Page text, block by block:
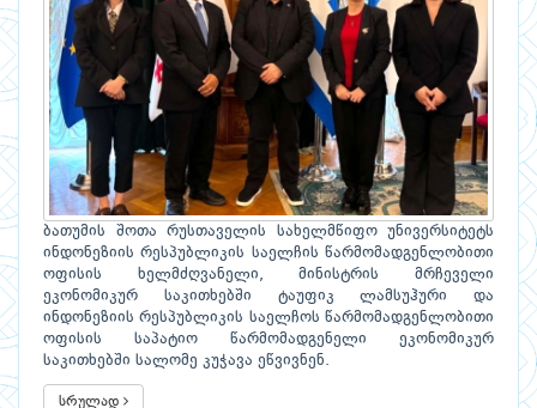
ბათუმის შოთა რუსთაველის სახელმწიფო უნივერსიტეტს
ინდონეზიის რესპუბლიკის საელჩის წარმომადგენლობითი
ოფისის ხელმძღვანელი, მინისტრის მრჩეველი
ეკონომიკურ საკითხებში ტაუფიკ ლამსუჰური და
ინდონეზიის რესპუბლიკის საელჩოს წარმომადგენლობითი
ოფისის საპატიო წარმომადგენელი ეკონომიკურ
საკითხებში სალომე კუჭავა ეწვივნენ.
სრულად